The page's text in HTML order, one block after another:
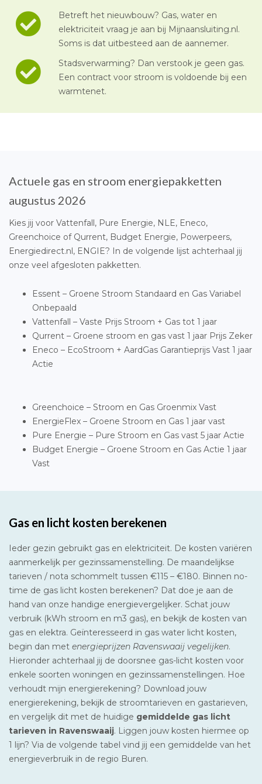
Betreft het nieuwbouw? Gas, water en
elektriciteit vraag je aan bij Mijnaansluiting.nl.
Soms is dat uitbesteed aan de aannemer.
Stadsverwarming? Dan verstook je geen gas.
Een contract voor stroom is voldoende bij een
warmtenet.
Actuele gas en stroom energiepakketten
augustus 2026
Kies jij voor Vattenfall, Pure Energie, NLE, Eneco,
Greenchoice of Qurrent, Budget Energie, Powerpeers,
Energiedirect.nl, ENGIE? In de volgende lijst achterhaal jij
onze veel afgesloten pakketten.
Essent – Groene Stroom Standaard en Gas Variabel
Onbepaald
Vattenfall – Vaste Prijs Stroom + Gas tot 1 jaar
Qurrent – Groene stroom en gas vast 1 jaar Prijs Zeker
Eneco – EcoStroom + AardGas Garantieprijs Vast 1 jaar
Actie
Greenchoice – Stroom en Gas Groenmix Vast
EnergieFlex – Groene Stroom en Gas 1 jaar vast
Pure Energie – Pure Stroom en Gas vast 5 jaar Actie
Budget Energie – Groene Stroom en Gas Actie 1 jaar
Vast
Gas en licht kosten berekenen
Ieder gezin gebruikt gas en elektriciteit. De kosten variëren
aanmerkelijk per gezinssamenstelling. De maandelijkse
tarieven / nota schommelt tussen €115 – €180. Binnen no-
time de gas licht kosten berekenen? Dat doe je aan de
hand van onze handige energievergelijker. Schat jouw
verbruik (kWh stroom en m3 gas), en bekijk de kosten van
gas en elektra. Geïnteresseerd in gas water licht kosten,
begin dan met energieprijzen Ravenswaaij vegelijken.
Hieronder achterhaal jij de doorsnee gas-licht kosten voor
enkele soorten woningen en gezinssamenstellingen. Hoe
verhoudt mijn energierekening? Download jouw
energierekening, bekijk de stroomtarieven en gastarieven,
en vergelijk dit met de huidige gemiddelde gas licht
tarieven in Ravenswaaij. Liggen jouw kosten hiermee op
1 lijn? Via de volgende tabel vind jij een gemiddelde van het
energieverbruik in de regio Buren.